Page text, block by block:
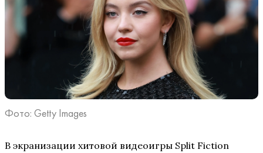
Фото: Getty Images
В экранизации хитовой видеоигры Split Fiction